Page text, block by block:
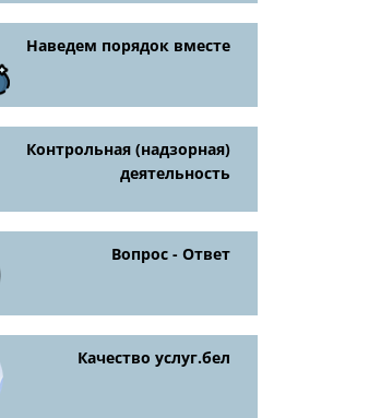
Наведем порядок вместе
Контрольная (надзорная)
деятельность
Вопрос - Ответ
Качество услуг.бел